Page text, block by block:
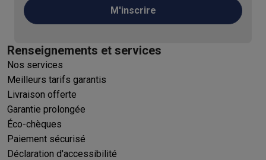
M'inscrire
Renseignements et services
Nos services
Meilleurs tarifs garantis
Livraison offerte
Garantie prolongée
Éco-chèques
Paiement sécurisé
Déclaration d'accessibilité